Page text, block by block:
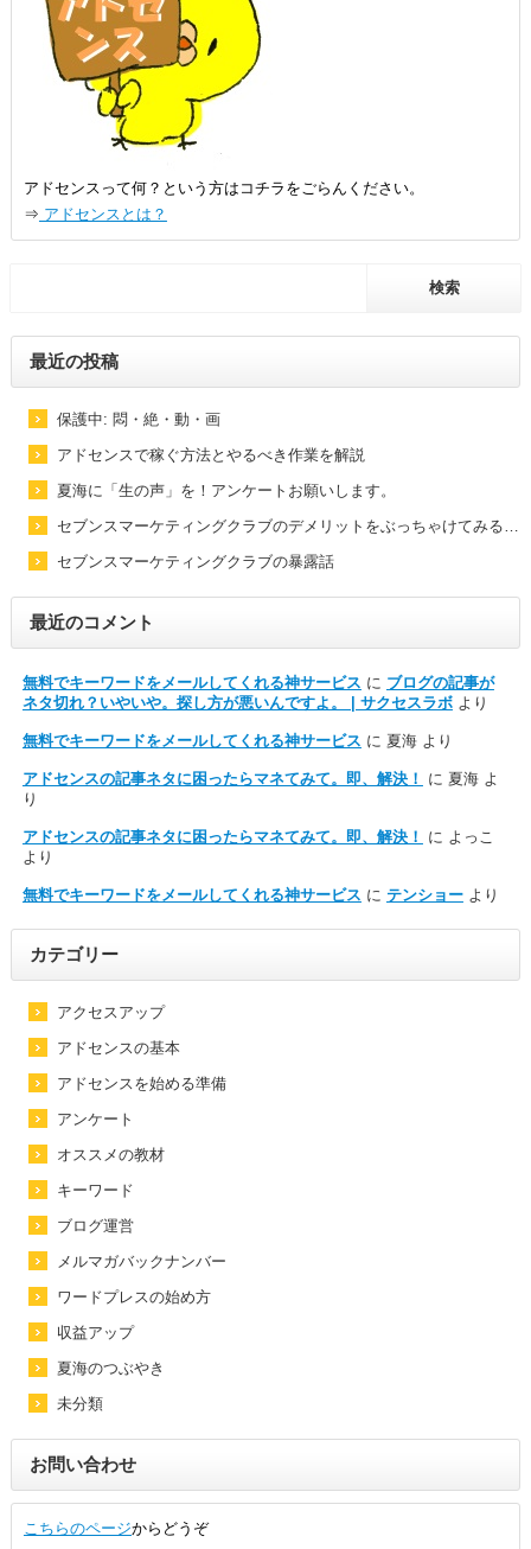
アドセンスって何？という方はコチラをごらんください。
⇒ アドセンスとは？
最近の投稿
保護中: 悶・絶・動・画
アドセンスで稼ぐ方法とやるべき作業を解説
夏海に「生の声」を！アンケートお願いします。
セブンスマーケティングクラブのデメリットをぶっちゃけてみる…
セブンスマーケティングクラブの暴露話
最近のコメント
無料でキーワードをメールしてくれる神サービス に ブログの記事が
ネタ切れ？いやいや。探し方が悪いんですよ。 | サクセスラボより
無料でキーワードをメールしてくれる神サービス に 夏海より
アドセンスの記事ネタに困ったらマネてみて。即、解決！ に 夏海よ
り
アドセンスの記事ネタに困ったらマネてみて。即、解決！ に よっこ
より
無料でキーワードをメールしてくれる神サービス に テンショーより
カテゴリー
アクセスアップ
アドセンスの基本
アドセンスを始める準備
アンケート
オススメの教材
キーワード
ブログ運営
メルマガバックナンバー
ワードプレスの始め方
収益アップ
夏海のつぶやき
未分類
お問い合わせ
こちらのページからどうぞ